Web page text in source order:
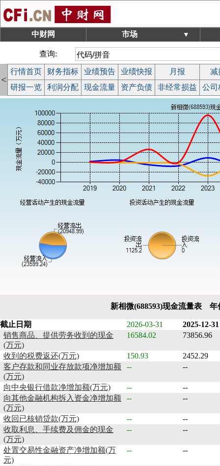
中财网 市场 ▼
查询:
<
行情首页 财务指标 业绩预告 业绩快报 月报
减
研报一览
利润分配 现金流量 资产负债 非经常损益 公司
新相微(688593)现金流量表 年
截止日期 2026-03-31
2025-12-31
销售商品、提供劳务收到的现金
(万元)
16584.02 73856.96
收到的税费返还(万元) 150.93
2452.29
客户存款和同业存放款项净增加额
(万元)
-- --
向中央银行借款净增加额(万元) --
--
向其他金融机构拆入资金净增加额
(万元)
-- --
收回已核销贷款(万元) --
--
收取利息、手续费及佣金的现金
(万元)
-- --
处置交易性金融资产净增加额(万
元)
-- --